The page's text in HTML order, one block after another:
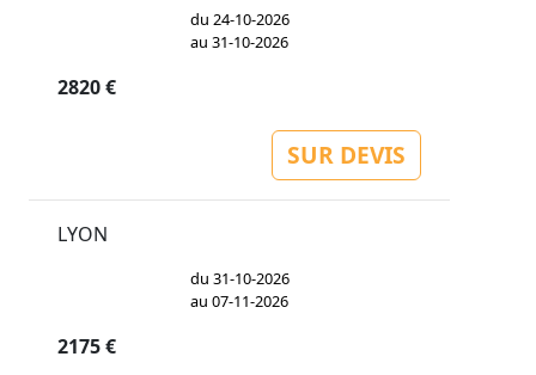
du 24-10-2026
au 31-10-2026
2820 €
SUR DEVIS
LYON
du 31-10-2026
au 07-11-2026
2175 €